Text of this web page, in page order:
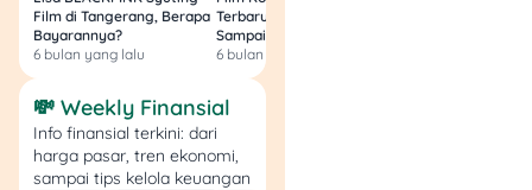
Rp6.800
Rp1.000 (buah) =
Rp7.800
Rp3.000 (susu) =
Rp10.800
Kesimpulan Sim 1:dengan
Film di Tangerang, Berapa
Bayarannya?
6 bulan yang lalu
Terbaru 2026, Siap Ngakak
Sampai Sakit Perut!
6 bulan yang lalu
💸 Weekly Finansial
Info finansial terkini: dari
harga pasar, tren ekonomi,
sampai tips kelola keuangan